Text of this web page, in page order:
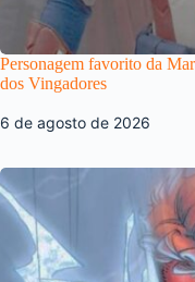
Personagem favorito da
dos Vingadores
6 de agosto de 2026